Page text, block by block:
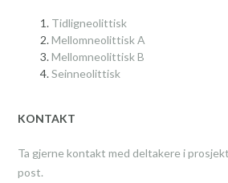
Tidligneolittisk
Mellomneolittisk A
Mellomneolittisk B
Seinneolittisk
KONTAKT
Ta gjerne kontakt med deltakere i
post.